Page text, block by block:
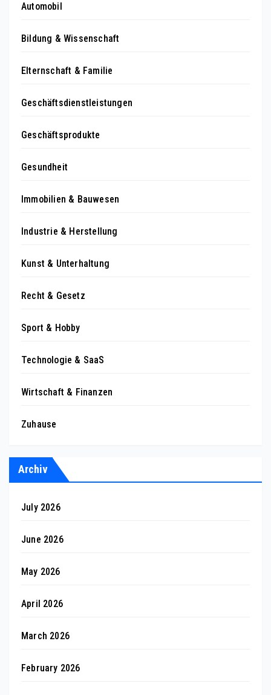
Automobil
Bildung & Wissenschaft
Elternschaft & Familie
Geschäftsdienstleistungen
Geschäftsprodukte
Gesundheit
Immobilien & Bauwesen
Industrie & Herstellung
Kunst & Unterhaltung
Recht & Gesetz
Sport & Hobby
Technologie & SaaS
Wirtschaft & Finanzen
Zuhause
Archiv
July 2026
June 2026
May 2026
April 2026
March 2026
February 2026